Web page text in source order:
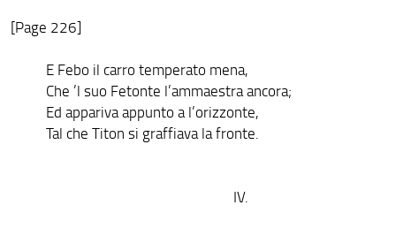
[Page 226]
E Febo il carro temperato mena,
Che ’l suo Fetonte l’ammaestra ancora;
Ed appariva appunto a l’orizzonte,
Tal che Titon si graffiava la fronte.
IV.